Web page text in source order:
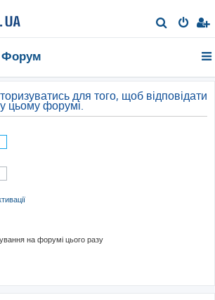
о
Форум
для того, щоб відповідати
цьому форумі.
на форумі цього разу